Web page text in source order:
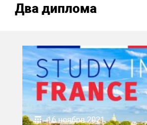
Два диплома
16 ноября 2021